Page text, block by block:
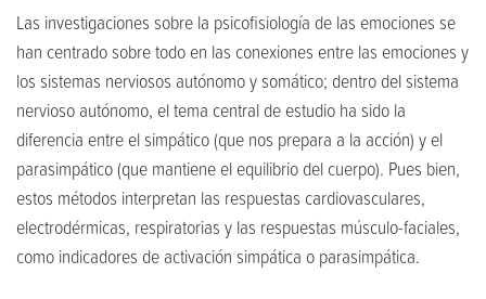
Las investigaciones sobre la psicofisiología de las emociones se
han centrado sobre todo en las conexiones entre las emociones y
los sistemas nerviosos autónomo y somático; dentro del sistema
nervioso autónomo, el tema central de estudio ha sido la
diferencia entre el simpático (que nos prepara a la acción) y el
parasimpático (que mantiene el equilibrio del cuerpo). Pues bien,
estos métodos interpretan las respuestas cardiovasculares,
electrodérmicas, respiratorias y las respuestas músculo-faciales,
como indicadores de activación simpática o parasimpática.